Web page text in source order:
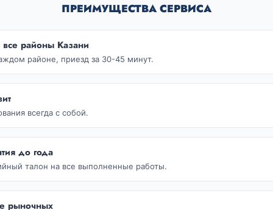
ПРЕИМУЩЕСТВА СЕРВИСА
районы Казани
районе, приезд за 30-45 минут.
всегда с собой.
до года
талон на все выполненные работы.
рыночных